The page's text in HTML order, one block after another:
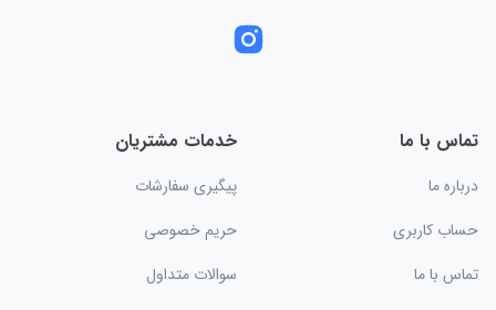
تماس با ما
درباره ما
حساب کاربری
تماس با ما
خدمات مشتریان
پیگیری سفارشات
حریم خصوصی
سوالات متداول